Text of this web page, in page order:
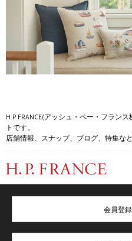
H.P.FRANCE(アッシュ・ペー・フラン
トです。
店舗情報、スナップ、ブログ、特集など
会員登